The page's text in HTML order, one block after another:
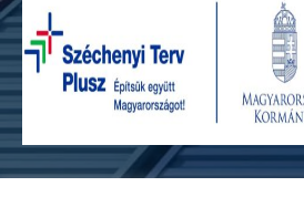
Adatvédelmi szabályzat